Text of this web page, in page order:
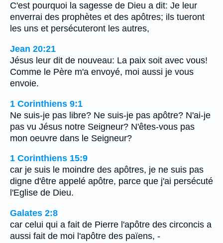
C'est pourquoi la sagesse de Dieu a dit: Je leur
enverrai des prophètes et des apôtres; ils tueront
les uns et persécuteront les autres,
Jean 20:21
Jésus leur dit de nouveau: La paix soit avec vous!
Comme le Père m'a envoyé, moi aussi je vous
envoie.
1 Corinthiens 9:1
Ne suis-je pas libre? Ne suis-je pas apôtre? N'ai-je
pas vu Jésus notre Seigneur? N'êtes-vous pas
mon oeuvre dans le Seigneur?
1 Corinthiens 15:9
car je suis le moindre des apôtres, je ne suis pas
digne d'être appelé apôtre, parce que j'ai persécuté
l'Eglise de Dieu.
Galates 2:8
car celui qui a fait de Pierre l'apôtre des circoncis a
aussi fait de moi l'apôtre des païens, -